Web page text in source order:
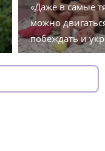
«Даже в самые
можно
побеждать и